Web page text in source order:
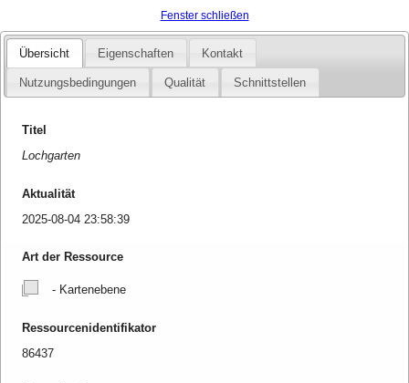
Fenster schließen
Übersicht Eigenschaften Kontakt
Nutzungsbedingungen Qualität Schnittstellen
Titel
Lochgarten
Aktualität
2025-08-04 23:58:39
Art der Ressource
- Kartenebene
Ressourcenidentifikator
86437